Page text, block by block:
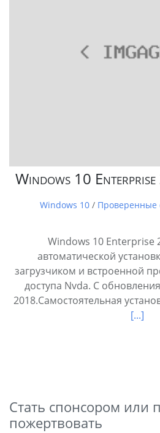
Windows 10
Windows 10/ Проверенные
Windows 10 Enterprise
автоматической
загрузчиком и встроенной
доступа Nvda. С
2018.Самостоятельная
[...]
Стать спонсором или
пожертвовать